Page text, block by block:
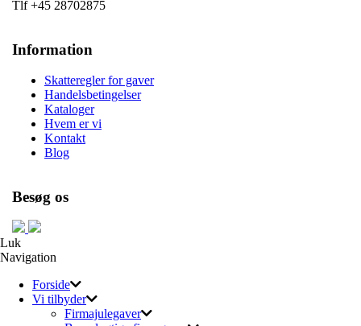
Tlf +45 28702875
Information
Skatteregler for gaver
Handelsbetingelser
Kataloger
Hvem er vi
Kontakt
Blog
Besøg os
Luk
Navigation
Forside
Vi tilbyder
Firmajulegaver